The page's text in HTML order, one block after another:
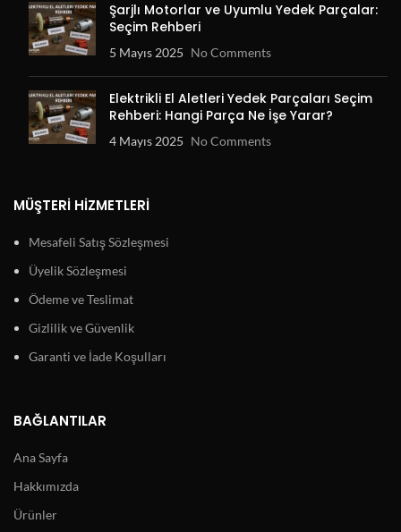
Şarjlı Motorlar ve Uyumlu Yedek Parçalar:
Seçim Rehberi
5 Mayıs 2025 No Comments
Elektrikli El Aletleri Yedek Parçaları Seçim
Rehberi: Hangi Parça Ne İşe Yarar?
4 Mayıs 2025 No Comments
MÜŞTERI HIZMETLERI
Mesafeli Satış Sözleşmesi
Üyelik Sözleşmesi
Ödeme ve Teslimat
Gizlilik ve Güvenlik
Garanti ve İade Koşulları
BAĞLANTILAR
Ana Sayfa
Hakkımızda
Ürünler